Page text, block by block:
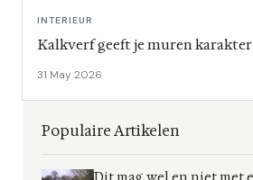
INTERIEUR
Kalkverf geeft je muren
31 May 2026
Populaire Artikelen